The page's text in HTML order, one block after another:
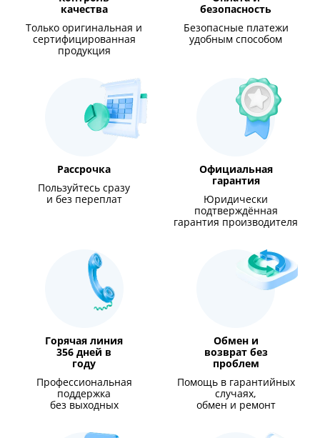
качества
Только оригинальная и
сертифицированная
продукция
безопасность
Безопасные платежи
удобным способом
Рассрочка
Пользуйтесь сразу
и без переплат
Официальная
гарантия
Юридически
подтверждённая
гарантия производителя
Горячая линия
356 дней в
году
Профессиональная
поддержка
без выходных
Обмен и
возврат без
проблем
Помощь в гарантийных
случаях,
обмен и ремонт